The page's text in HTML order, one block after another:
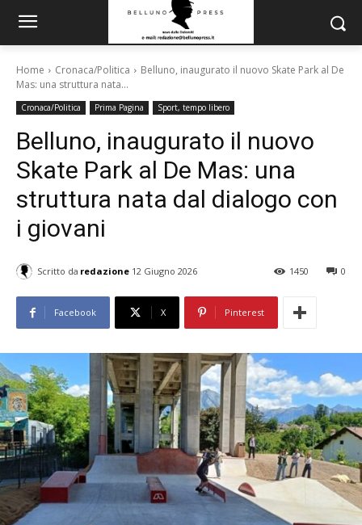
Home Cronaca/Politica
Belluno, inaugurato il nuovo Skate Park al De
Mas: una struttura nata...
Cronaca/Politica Prima Pagina Sport, tempo libero
Belluno, inaugurato il nuovo
Skate Park al De Mas: una
struttura nata dal dialogo con
i giovani
Scritto da redazione 12 Giugno 2026 0
1450
Facebook X Pinterest